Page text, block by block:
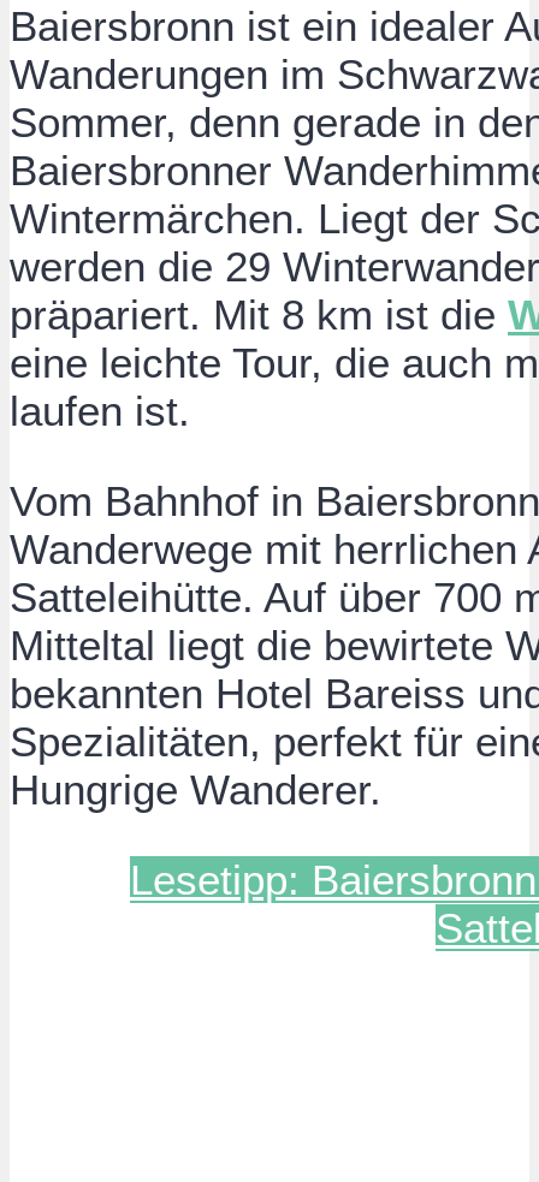
Baiersbronn ist ein idealer
Wanderungen im
Sommer, denn gerade in
Baiersbronner
Wintermärchen. Liegt der
werden die 29
präpariert. Mit 8 km ist die
eine leichte Tour, die auch
laufen ist.
Vom Bahnhof in
Wanderwege mit herrlichen
Satteleihütte. Auf über 700
Mitteltal liegt die bewirtete
bekannten Hotel Bareiss
Spezialitäten, perfekt für
Hungrige Wanderer.
Lesetipp: